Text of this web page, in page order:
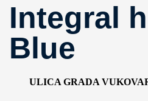
Integral
Blue
ULICA GRADA